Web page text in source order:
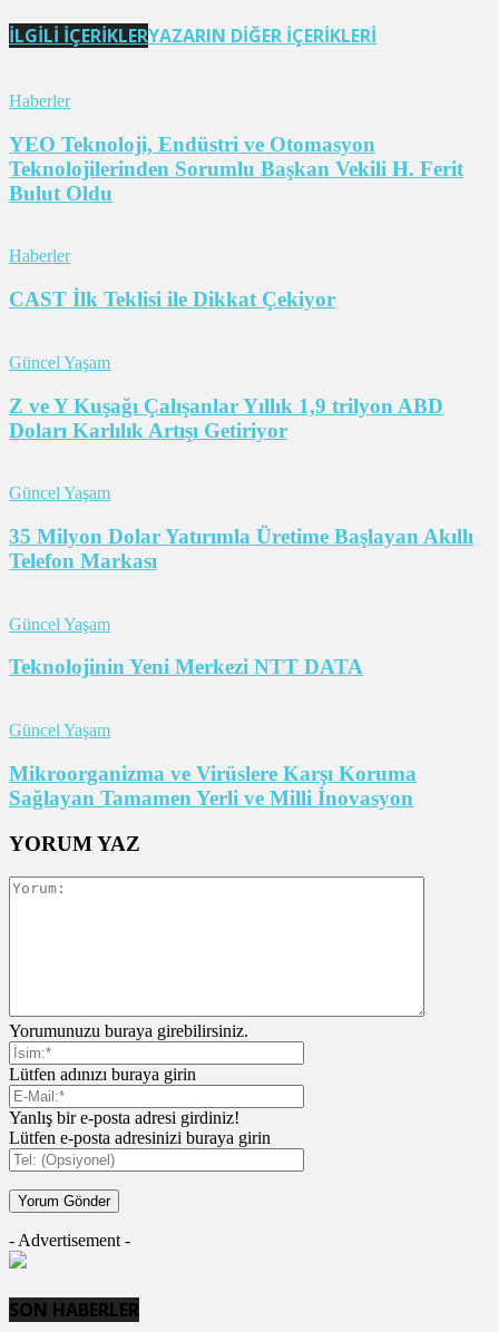
İLGİLİ İÇERİKLERYAZARIN DİĞER İÇERİKLERİ
Haberler
YEO Teknoloji, Endüstri ve Otomasyon
Teknolojilerinden Sorumlu Başkan Vekili H. Ferit
Bulut Oldu
Haberler
CAST İlk Teklisi ile Dikkat Çekiyor
Güncel Yaşam
Z ve Y Kuşağı Çalışanlar Yıllık 1,9 trilyon ABD
Doları Karlılık Artışı Getiriyor
Güncel Yaşam
35 Milyon Dolar Yatırımla Üretime Başlayan Akıllı
Telefon Markası
Güncel Yaşam
Teknolojinin Yeni Merkezi NTT DATA
Güncel Yaşam
Mikroorganizma ve Virüslere Karşı Koruma
Sağlayan Tamamen Yerli ve Milli İnovasyon
YORUM YAZ
Yorumunuzu buraya girebilirsiniz.
Lütfen adınızı buraya girin
Yanlış bir e-posta adresi girdiniz!
Lütfen e-posta adresinizi buraya girin
- Advertisement -
SON HABERLER